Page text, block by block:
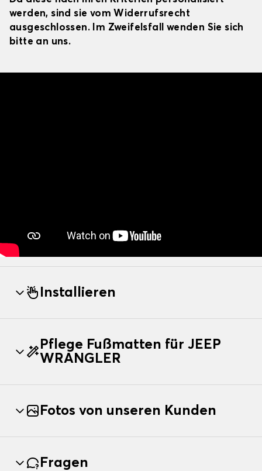
werden, sind sie vom Widerrufsrecht
ausgeschlossen. Im Zweifelsfall wenden Sie sich
bitte an uns.
Installieren
Pflege Fußmatten für JEEP
WRANGLER
Fotos von unseren Kunden
Fragen